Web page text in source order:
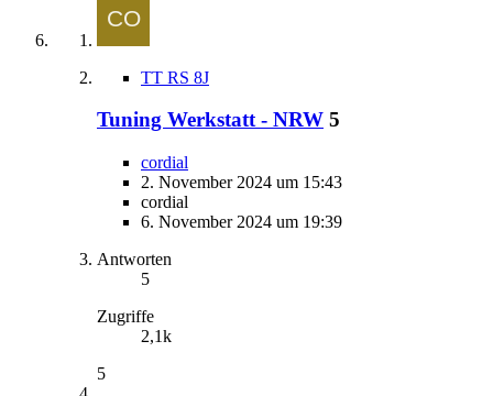
TT RS 8J
Tuning Werkstatt - NRW 5
cordial
2. November 2024 um 15:43
cordial
6. November 2024 um 19:39
Antworten
5
Zugriffe
2,1k
5